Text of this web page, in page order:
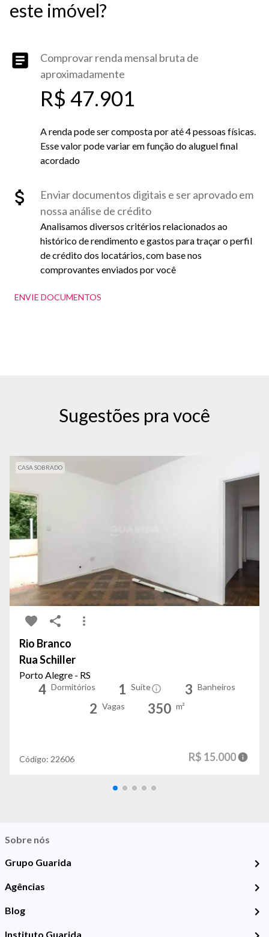
este imóvel?
Comprovar renda mensal bruta de
aproximadamente
R$ 47.901
A renda pode ser composta por até 4 pessoas físicas.
Esse valor pode variar em função do aluguel final
acordado
Enviar documentos digitais e ser aprovado em
nossa análise de crédito
Analisamos diversos critérios relacionados ao
histórico de rendimento e gastos para traçar o perfil
de crédito dos locatários, com base nos
comprovantes enviados por você
ENVIE DOCUMENTOS
Sugestões pra você
CASA SOBRADO
Rio Branco
Rua Schiller
Porto Alegre - RS
4 Dormitórios 1 Suíte 3 Banheiros
2 Vagas 350 m²
Código: 22606 R$ 15.000
Sobre nós
Grupo Guarida
Agências
Blog
Instituto Guarida